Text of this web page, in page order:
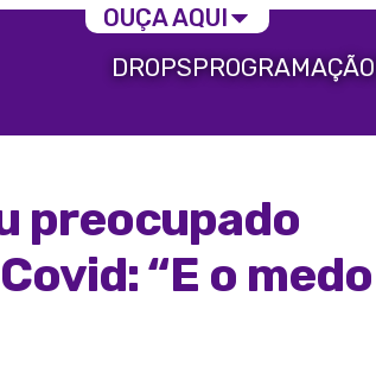
DROPSPROGRAMAÇÃO
preocupado
“E o medo
OUÇA AQUI